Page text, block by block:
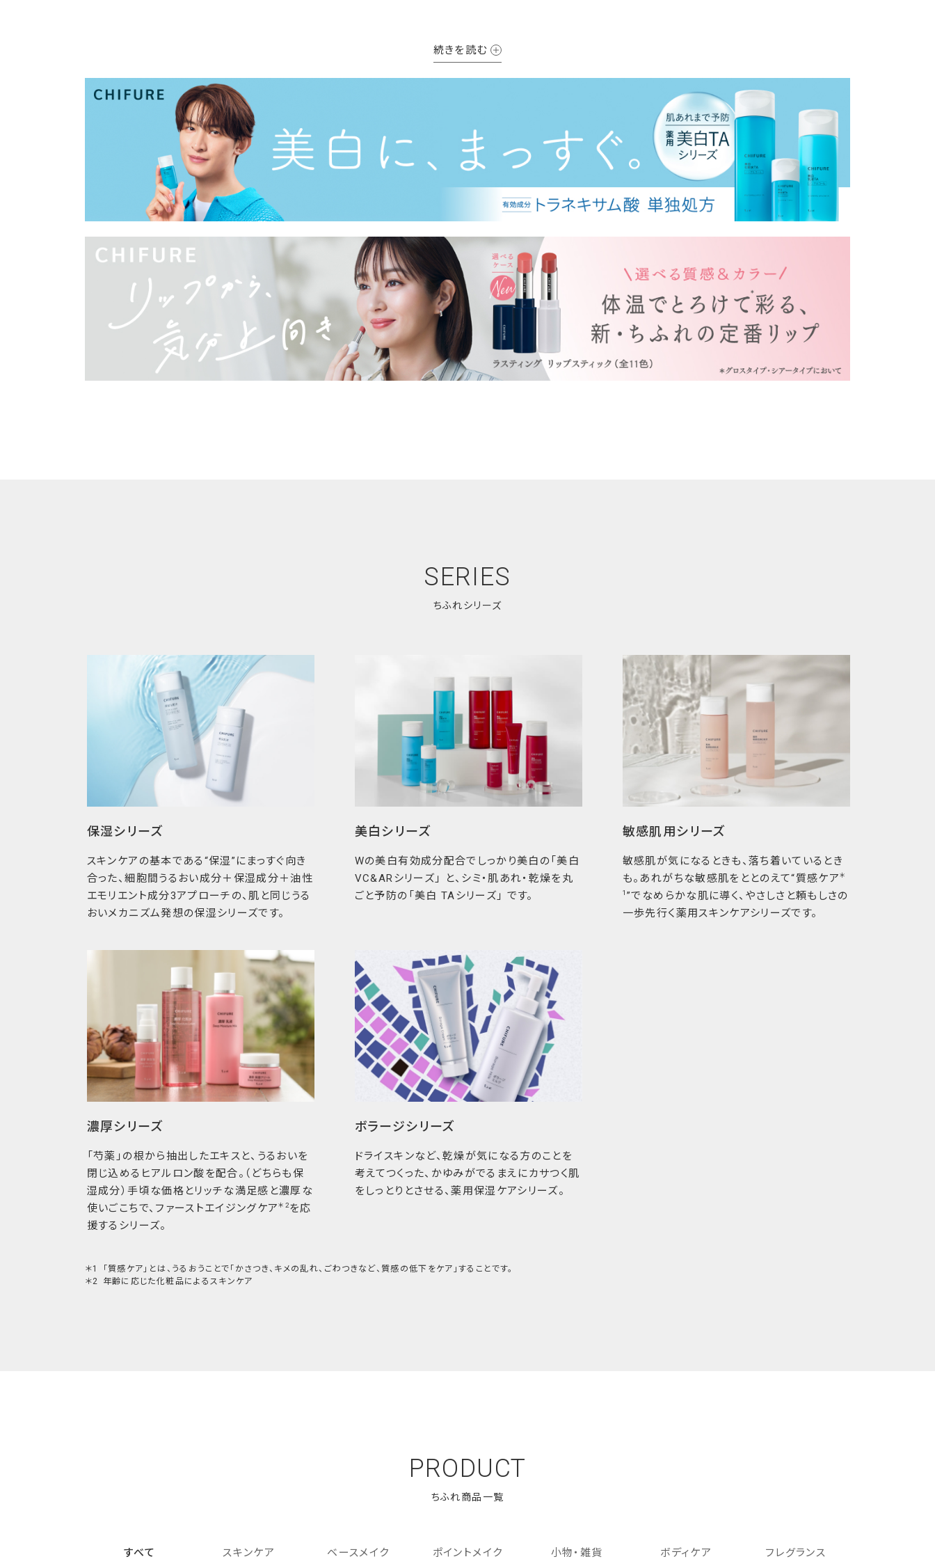
続きを読む
そうすると、もっと人と出会うことが好きになったり
だから、お値段はずっと続けられるくらいがいい。
そして、未来のくらしのために、環境も守りたい。
私たちが、化粧品を作り始めたときからこうした姿勢を貫いてきたのは
一人ひとりの、一日、一日をていねいに支え、楽しく豊かなくらしへとつながってほしいから。
ちふれは、これまでも、これからも、満足することなく、より良いくらしを求めていく。
そんな存在であり続けます。
いつも正直に
全成分・分量・配合目的を公開しお肌にも気持ちにも安心を
「安心してちふれをお使いいただきたい」という一心から、情報の透明
性を追求しています。例えば、全成分・分量・配合目的を公開し、製造
年月もわかりやすく容器に表示するなど、お客さまがご自身に合った
詰替用や植物由来の容器などくらしと環境に新たな価値を
ちふれは省資源推進のために日本でいち早く詰め替え化粧品を発
売。また、エコマーク商品第一号に認定された「ノンフロンヘアスプレ
ー」や、バイオ資材の利用、簡易包装によるゴミの削減など環境に配
慮したさまざまな商品開発や取り組みを行っています。
SERIES
保湿シリーズ
スキンケアの基本である“保湿”にまっすぐ向き
合った、細胞間うるおい成分＋保湿成分＋油性
エモリエント成分3アプローチの、肌と同じうる
おいメカニズム発想の保湿シリーズです。
美白シリーズ
Wの美白有効成分配合でしっかり美白の「美白
VC&ARシリーズ」 と、シミ・肌あれ・乾燥を丸
ごと予防の「美白 TAシリーズ」 です。
敏感肌用シリーズ
敏感肌が気になるときも、落ち着いているとき
も。あれがちな敏感肌をととのえて“質感ケア＊
1”でなめらかな肌に導く、やさしさと頼もしさの
一歩先行く薬用スキンケアシリーズです。
濃厚シリーズ
「芍薬」の根から抽出したエキスと、うるおいを
閉じ込めるヒアルロン酸を配合。（どちらも保
湿成分）手頃な価格とリッチな満足感と濃厚な
使いごこちで、ファーストエイジングケア＊2を応
援するシリーズ。
ボラージシリーズ
ドライスキンなど、乾燥が気になる方のことを
考えてつくった、かゆみがでるまえにカサつく肌
をしっとりとさせる、薬用保湿ケアシリーズ。
「質感ケア」とは、うるおうことで「かさつき、キメの乱れ、ごわつきなど、質感の低下をケア」することです。
年齢に応じた化粧品によるスキンケア
PRODUCT
すべて スキンケア ベースメイク ポイントメイク 小物・雑貨 ボディケア フレグランス